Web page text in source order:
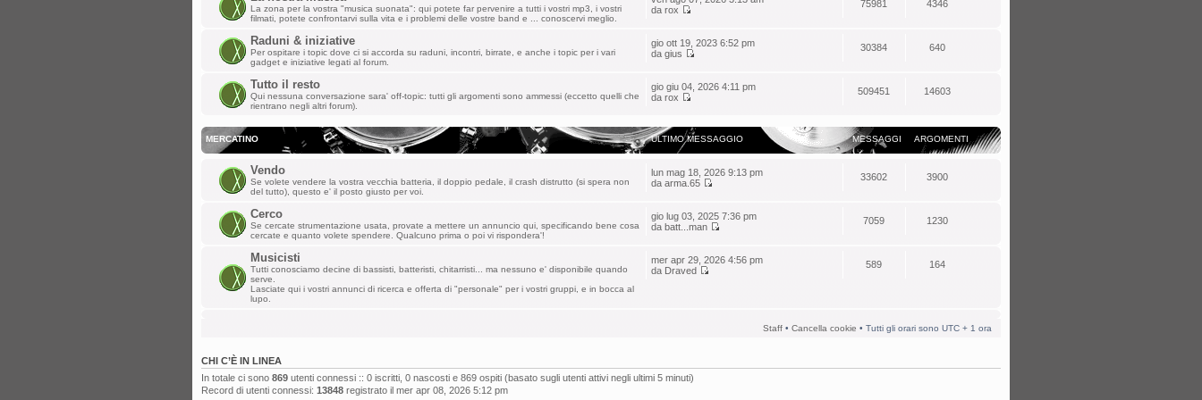
La zona per la vostra "musica suonata": qui potete far pervenire a tutti i vostri mp3, i vostri
filmati, potete confrontarvi sulla vita e i problemi delle vostre band e ... conoscervi meglio.
da rox
75981 4346
Raduni & iniziative
Per ospitare i topic dove ci si accorda su raduni, incontri, birrate, e anche i topic per i vari
gadget e iniziative legati al forum.
gio ott 19, 2023 6:52 pm
da gius
30384 640
Tutto il resto
Qui nessuna conversazione sara' off-topic: tutti gli argomenti sono ammessi (eccetto quelli che
rientrano negli altri forum).
gio giu 04, 2026 4:11 pm
da rox
509451 14603
MERCATINO ULTIMO MESSAGGIO MESSAGGI ARGOMENTI
Vendo
Se volete vendere la vostra vecchia batteria, il doppio pedale, il crash distrutto (si spera non
del tutto), questo e' il posto giusto per voi.
lun mag 18, 2026 9:13 pm
da arma.65
33602 3900
Cerco
Se cercate strumentazione usata, provate a mettere un annuncio qui, specificando bene cosa
cercate e quanto volete spendere. Qualcuno prima o poi vi rispondera'!
gio lug 03, 2025 7:36 pm
da batt...man
7059 1230
Musicisti
Tutti conosciamo decine di bassisti, batteristi, chitarristi... ma nessuno e' disponibile quando
serve.
Lasciate qui i vostri annunci di ricerca e offerta di "personale" per i vostri gruppi, e in bocca al
lupo.
mer apr 29, 2026 4:56 pm
da Draved
589 164
Staff • Cancella cookie • Tutti gli orari sono UTC + 1 ora
CHI C’È IN LINEA
In totale ci sono 869 utenti connessi :: 0 iscritti, 0 nascosti e 869 ospiti (basato sugli utenti attivi negli ultimi 5 minuti)
Record di utenti connessi: 13848 registrato il mer apr 08, 2026 5:12 pm